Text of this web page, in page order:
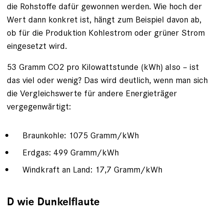
die Rohstoffe dafür gewonnen werden. Wie hoch der
Wert dann konkret ist, hängt zum Beispiel davon ab,
ob für die Produktion Kohlestrom oder grüner Strom
eingesetzt wird.
53 Gramm CO2 pro Kilowattstunde (kWh) also – ist
das viel oder wenig? Das wird deutlich, wenn man sich
die Vergleichswerte für andere Energieträger
vergegenwärtigt:
Braunkohle: 1075 Gramm/kWh
Erdgas: 499 Gramm/kWh
Windkraft an Land: 17,7 Gramm/kWh
D wie Dunkelflaute